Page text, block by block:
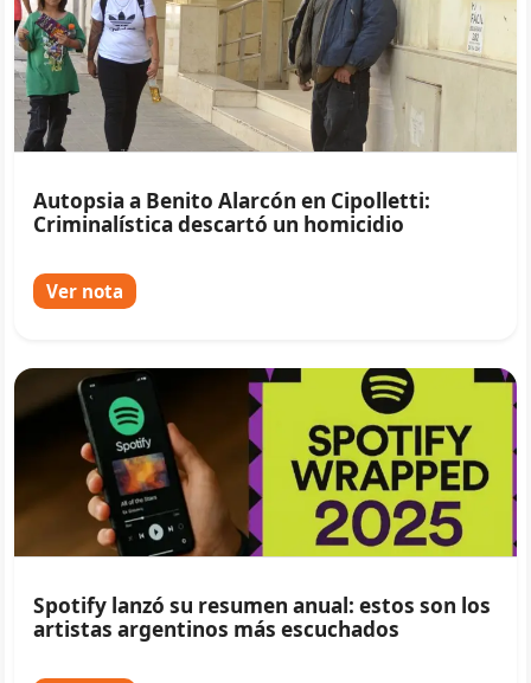
Autopsia a Benito Alarcón en Cipolletti:
Criminalística descartó un homicidio
Ver nota
Spotify lanzó su resumen anual: estos son los
artistas argentinos más escuchados